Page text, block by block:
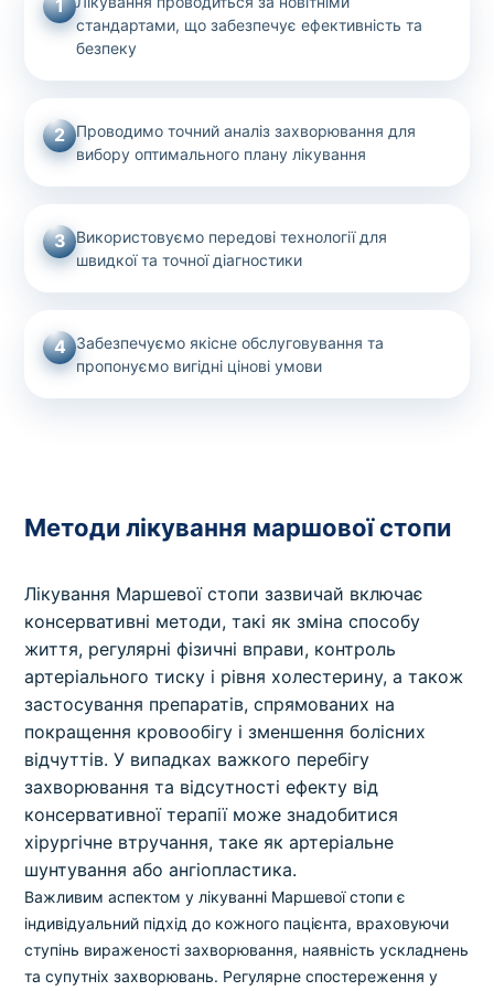
1
стандартами, що забезпечує ефективність та
безпеку
2
Проводимо точний аналіз захворювання для
вибору оптимального плану лікування
3 Використовуємо передові технології для
швидкої та точної діагностики
4 Забезпечуємо якісне обслуговування та
пропонуємо вигідні цінові умови
Методи лікування маршової стопи
Лікування Маршевої стопи зазвичай включає
консервативні методи, такі як зміна способу
життя, регулярні фізичні вправи, контроль
артеріального тиску і рівня холестерину, а також
застосування препаратів, спрямованих на
покращення кровообігу і зменшення болісних
відчуттів. У випадках важкого перебігу
захворювання та відсутності ефекту від
консервативної терапії може знадобитися
хірургічне втручання, таке як артеріальне
шунтування або ангіопластика.
Важливим аспектом у лікуванні Маршевої стопи є
індивідуальний підхід до кожного пацієнта, враховуючи
ступінь вираженості захворювання, наявність ускладнень
та супутніх захворювань. Регулярне спостереження у